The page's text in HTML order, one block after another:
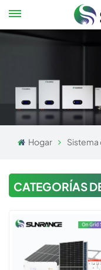
Hogar Sistema
CATEGORÍAS